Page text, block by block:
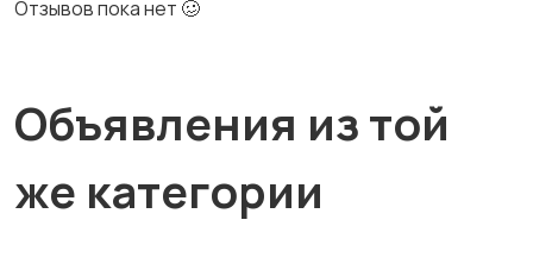
Отзывов пока нет 🥴
Объявления из той
же категории